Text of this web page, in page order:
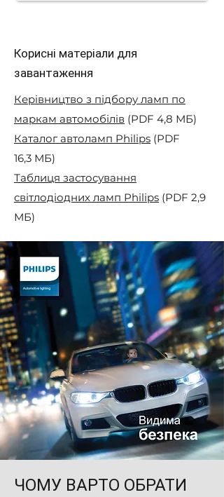
Корисні матеріали для
завантаження
Керівництво з підбору ламп по
маркам автомобілів (PDF 4,8 МБ)
Каталог автоламп Philips (PDF
16,3 МБ)
Таблиця застосування
світлодіодних ламп Philips (PDF 2,9
МБ)
ЧОМУ ВАРТО ОБРАТИ